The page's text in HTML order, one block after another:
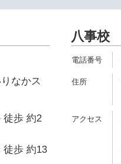
なかス
徒歩 約2
徒歩 約13
八事校